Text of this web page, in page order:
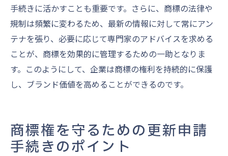
手続きに活かすことも重要です。さらに、商標の法律や
規制は頻繁に変わるため、最新の情報に対して常にアン
テナを張り、必要に応じて専門家のアドバイスを求める
ことが、商標を効果的に管理するための一助となりま
す。このようにして、企業は商標の権利を持続的に保護
し、ブランド価値を高めることができるのです。
商標権を守るための更新申請
手続きのポイント